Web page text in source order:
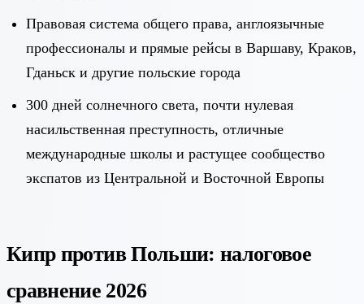
Правовая система общего права, англоязычные
профессионалы и прямые рейсы в Варшаву, Краков,
Гданьск и другие польские города
300 дней солнечного света, почти нулевая
насильственная преступность, отличные
международные школы и растущее сообщество
экспатов из Центральной и Восточной Европы
Кипр против Польши: налоговое
сравнение 2026